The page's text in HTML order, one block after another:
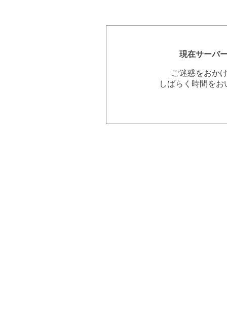
現在サーバ
ご迷惑をおか
しばらく時間を